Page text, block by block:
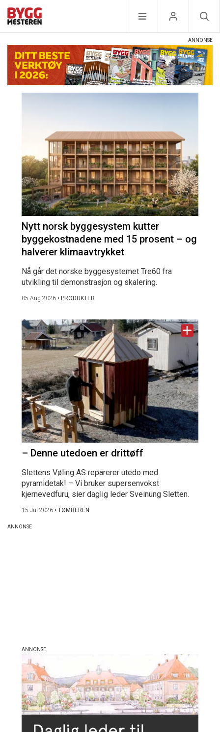
Nytt norsk byggesystem kutter
byggekostnadene med 15 prosent – og
halverer klimaavtrykket
Nå går det norske byggesystemet Tre60 fra
utvikling til demonstrasjon og skalering.
05 Aug 2026 • PRODUKTER
– Denne utedoen er drittøff
Slettens Vøling AS reparerer utedo med
pyramidetak! – Vi bruker supersenvokst
kjernevedfuru, sier daglig leder Sveinung Sletten.
15 Jul 2026 • TØMREREN